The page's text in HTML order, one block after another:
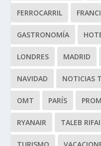
FERROCARRIL
GASTRONOMÍA
LONDRES MADRID
NAVIDAD NOTICIAS
OMT PARÍS
RYANAIR TALEB RIFAI
TURISMO